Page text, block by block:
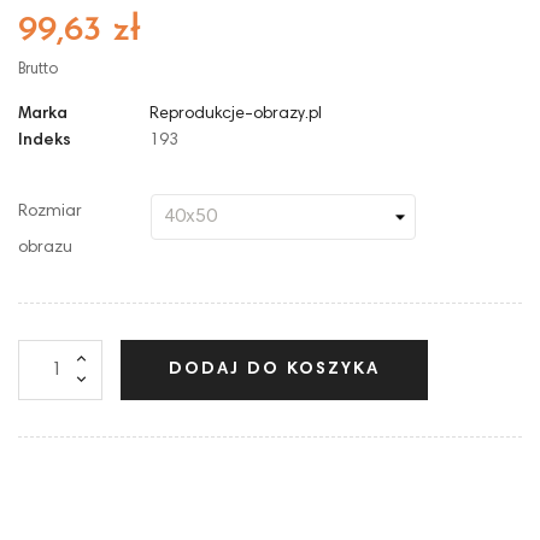
99,63 zł
Brutto
Marka
Reprodukcje-obrazy.pl
Indeks
193
Rozmiar
obrazu
DODAJ DO KOSZYKA